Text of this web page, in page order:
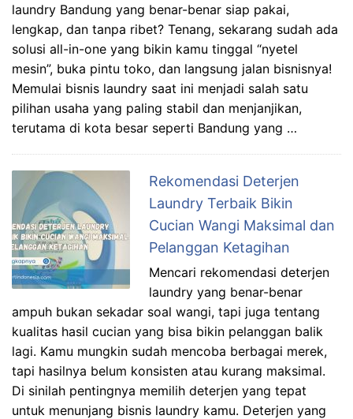
laundry Bandung yang benar-benar siap pakai,
lengkap, dan tanpa ribet? Tenang, sekarang sudah ada
solusi all-in-one yang bikin kamu tinggal “nyetel
mesin”, buka pintu toko, dan langsung jalan bisnisnya!
Memulai bisnis laundry saat ini menjadi salah satu
pilihan usaha yang paling stabil dan menjanjikan,
terutama di kota besar seperti Bandung yang …
Rekomendasi Deterjen
Laundry Terbaik Bikin
Cucian Wangi Maksimal dan
Pelanggan Ketagihan
Mencari rekomendasi deterjen
laundry yang benar-benar
ampuh bukan sekadar soal wangi, tapi juga tentang
kualitas hasil cucian yang bisa bikin pelanggan balik
lagi. Kamu mungkin sudah mencoba berbagai merek,
tapi hasilnya belum konsisten atau kurang maksimal.
Di sinilah pentingnya memilih deterjen yang tepat
untuk menunjang bisnis laundry kamu. Deterjen yang